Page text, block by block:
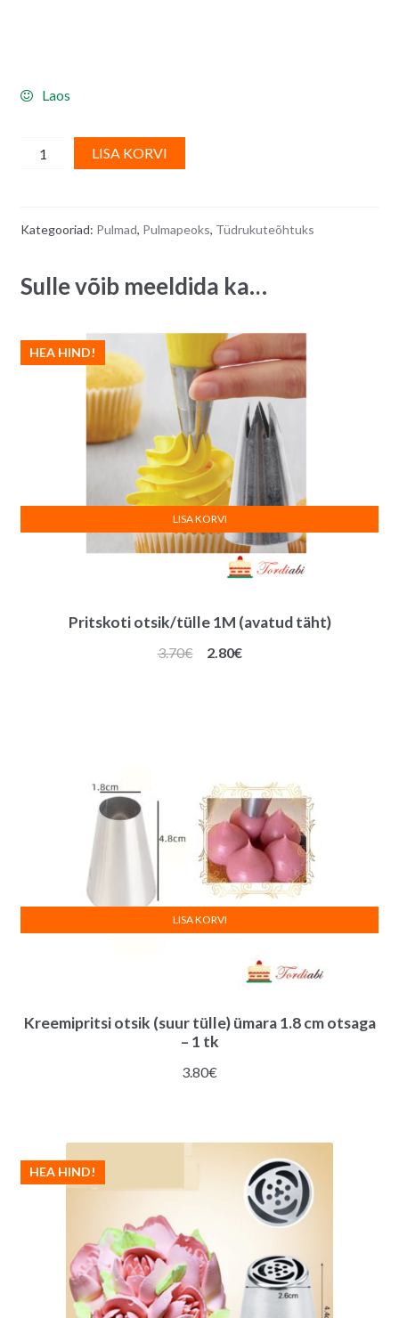
Laos
Valgete
roosidega
LISA KORVI
r
a
e
:
Kategooriad: Pulmad, Pulmapeoks, Tüdrukuteõhtuks
Sulle võib meeldida ka…
Pritskoti otsik/tülle 1M (avatud täht)
HEA HIND!
3.70€
Algne
2.80€Praegune
LISA KORVI
Kreemipritsi otsik (suur tülle) ümara 1.8 cm otsaga
– 1 tk
3.80€
LISA KORVI
HEA HIND!